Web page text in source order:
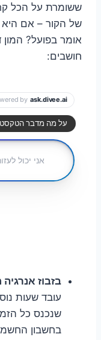
ששומרת על הכל
של הקור – אם
אומר בפועל?
חושבים:
בזבוז
עובד שעות
שנכנס כל
בחשבון